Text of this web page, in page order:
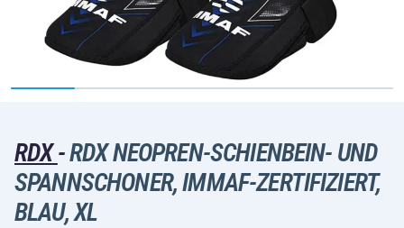
RDX-RDX NEOPREN-SCHIENBEIN- UND
SPANNSCHONER, IMMAF-ZERTIFIZIERT,
BLAU, XL